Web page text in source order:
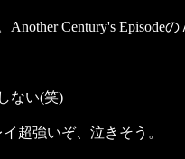
Century's Episodeの
ない(笑)
超強いぞ、泣きそう。